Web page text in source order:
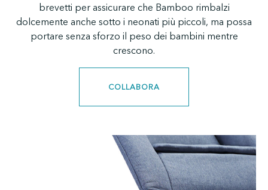
brevetti per assicurare che Bamboo rimbalzi
dolcemente anche sotto i neonati più piccoli, ma possa
portare senza sforzo il peso dei bambini mentre
crescono.
COLLABORA